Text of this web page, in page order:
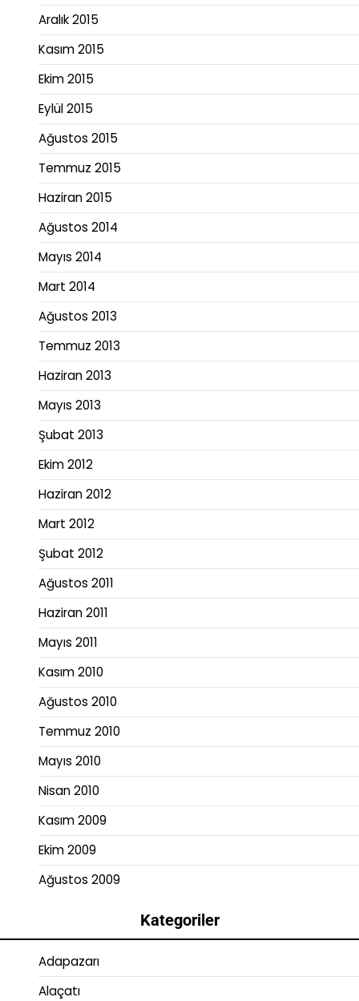
Aralık 2015
Kasım 2015
Ekim 2015
Eylül 2015
Ağustos 2015
Temmuz 2015
Haziran 2015
Ağustos 2014
Mayıs 2014
Mart 2014
Ağustos 2013
Temmuz 2013
Haziran 2013
Mayıs 2013
Şubat 2013
Ekim 2012
Haziran 2012
Mart 2012
Şubat 2012
Ağustos 2011
Haziran 2011
Mayıs 2011
Kasım 2010
Ağustos 2010
Temmuz 2010
Mayıs 2010
Nisan 2010
Kasım 2009
Ekim 2009
Ağustos 2009
Kategoriler
Adapazarı
Alaçatı